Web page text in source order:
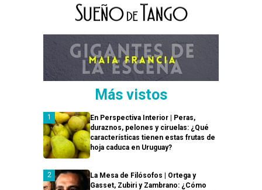
Más vistos
En Perspectiva Interior | Peras,
duraznos, pelones y ciruelas: ¿Qué
características tienen estas frutas de
hoja caduca en Uruguay?
La Mesa de Filósofos | Ortega y
Gasset, Zubiri y Zambrano: ¿Cómo